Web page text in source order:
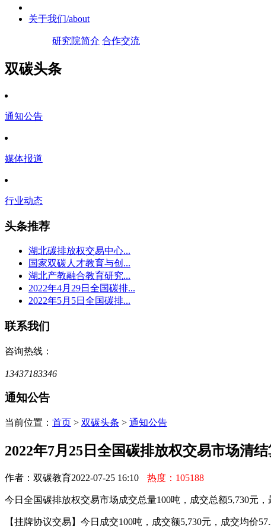
关于我们/about
研究院简介 合作交流
双碳头条
通知公告
媒体报道
行业动态
头条推荐
湖北碳排放权交易中心...
国家双碳人才教育与创...
湖北产教融合教育研究...
2022年4月29日全国碳排...
2022年5月5日全国碳排...
联系我们
咨询热线：
13437183346
通知公告
当前位置： 首页 > 双碳头条 > 通知公告
2022年7月25日全国碳排放权交易市场清
作者：双碳教育2022-07-25 16:10 热度：105188
今日全国碳排放权交易市场成交总量100吨，成交总额5,730元
【挂牌协议交易】今日成交100吨，成交额5,730元，成交均价